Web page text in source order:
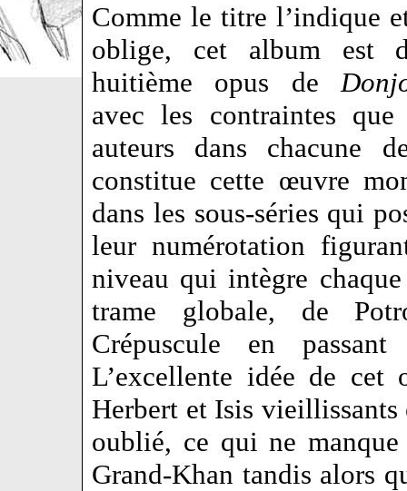
Comme le titre l’indique
oblige, cet album est
huitième opus de
avec les contraintes que
auteurs dans chacune
constitue cette œuvre
dans les sous-séries qui
leur numérotation
niveau qui intègre
trame globale, de
Crépuscule en
L’excellente idée de cet
Herbert et Isis
oublié, ce qui ne manque
Grand-Khan tandis alors